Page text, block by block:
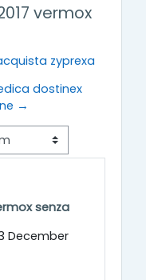
vermox
zyprexa
dostinex
→
senza
December